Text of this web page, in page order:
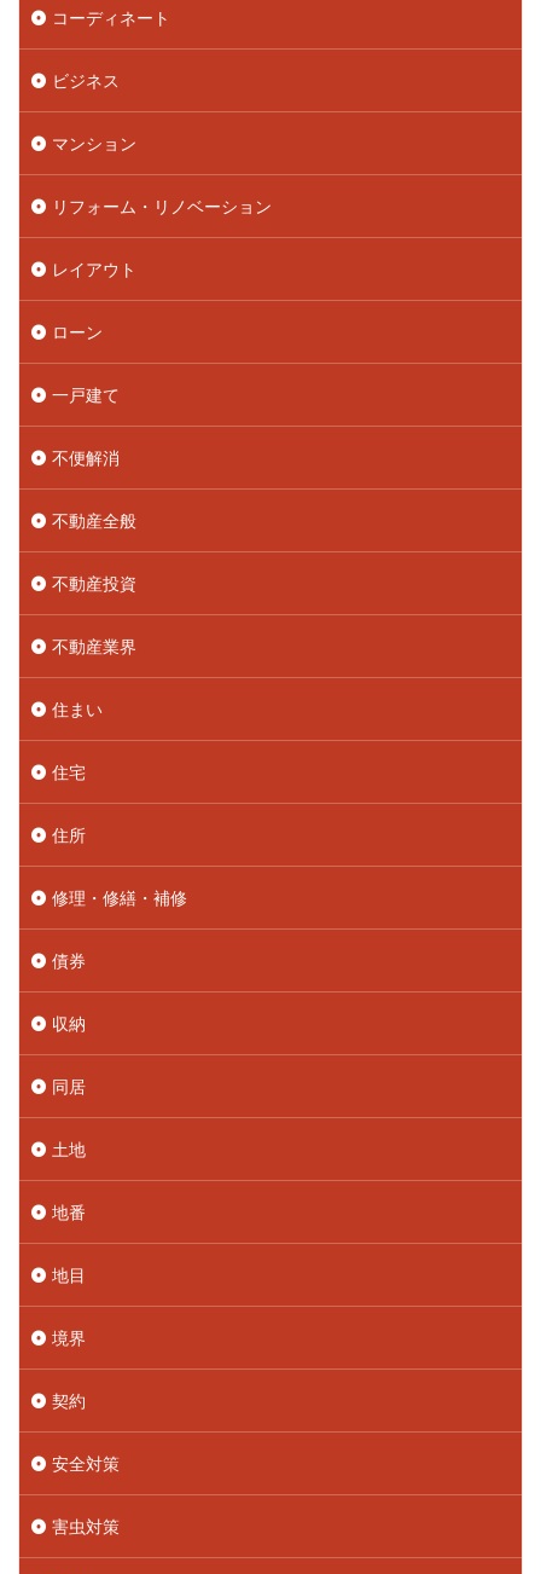
コーディネート
ビジネス
マンション
リフォーム・リノベーション
レイアウト
ローン
一戸建て
不便解消
不動産全般
不動産投資
不動産業界
住まい
住宅
住所
修理・修繕・補修
債券
収納
同居
土地
地番
地目
境界
契約
安全対策
害虫対策